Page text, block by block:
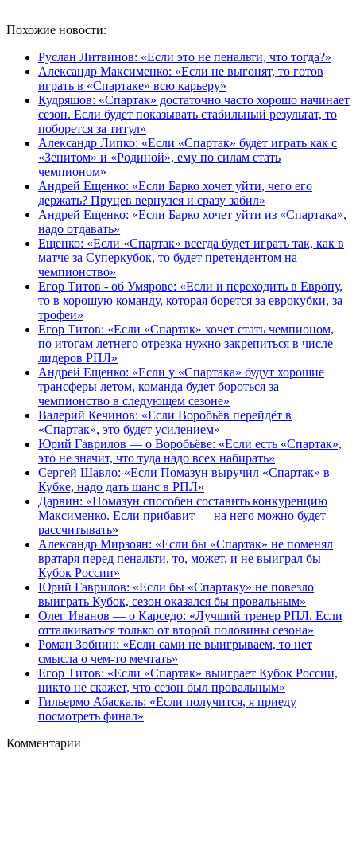
Похожие новости:
Руслан Литвинов: «Если это не пенальти, что тогда?»
Александр Максименко: «Если не выгонят, то готов
играть в «Спартаке» всю карьеру»
Кудряшов: «Спартак» достаточно часто хорошо начинает
сезон. Если будет показывать стабильный результат, то
поборется за титул»
Александр Липко: «Если «Спартак» будет играть как с
«Зенитом» и «Родиной», ему по силам стать
чемпионом»
Андрей Ещенко: «Если Барко хочет уйти, чего его
держать? Пруцев вернулся и сразу забил»
Андрей Ещенко: «Если Барко хочет уйти из «Спартака»,
надо отдавать»
Ещенко: «Если «Спартак» всегда будет играть так, как в
матче за Суперкубок, то будет претендентом на
чемпионство»
Егор Титов - об Умярове: «Если и переходить в Европу,
то в хорошую команду, которая борется за еврокубки, за
трофеи»
Егор Титов: «Если «Спартак» хочет стать чемпионом,
по итогам летнего отрезка нужно закрепиться в числе
лидеров РПЛ»
Андрей Ещенко: «Если у «Спартака» будут хорошие
трансферы летом, команда будет бороться за
чемпионство в следующем сезоне»
Валерий Кечинов: «Если Воробьёв перейдёт в
«Спартак», это будет усилением»
Юрий Гаврилов — о Воробьёве: «Если есть «Спартак»,
это не значит, что туда надо всех набирать»
Сергей Шавло: «Если Помазун выручил «Спартак» в
Кубке, надо дать шанс в РПЛ»
Дарвин: «Помазун способен составить конкуренцию
Максименко. Если прибавит — на него можно будет
рассчитывать»
Александр Мирзоян: «Если бы «Спартак» не поменял
вратаря перед пенальти, то, может, и не выиграл бы
Кубок России»
Юрий Гаврилов: «Если бы «Спартаку» не повезло
выиграть Кубок, сезон оказался бы провальным»
Олег Иванов — о Карседо: «Лучший тренер РПЛ. Если
отталкиваться только от второй половины сезона»
Роман Зобнин: «Если сами не выигрываем, то нет
смысла о чем‑то мечтать»
Егор Титов: «Если «Спартак» выиграет Кубок России,
никто не скажет, что сезон был провальным»
Гильермо Абаскаль: «Если получится, я приеду
посмотреть финал»
Комментарии